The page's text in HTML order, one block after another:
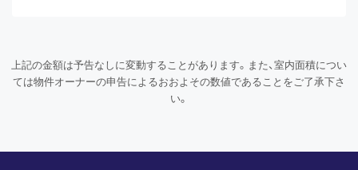
上記の金額は予告なしに変動することがあります。また、室内面積につい
ては物件オーナーの申告によるおおよその数値であることをご了承下さ
い。